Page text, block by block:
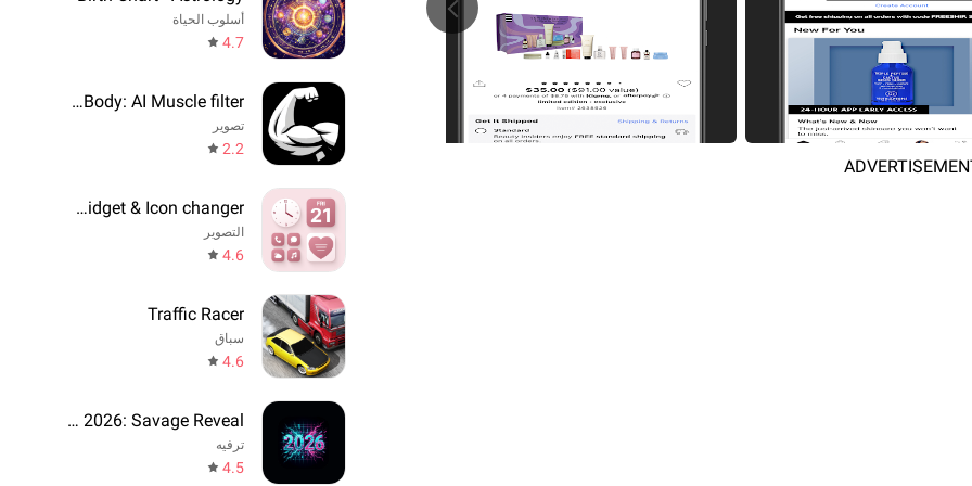
أسلوب الحياة
4.7
GigaBody: AI Muscle filter
تصوير
2.2
Theme, Widget & Icon changer
التصوير
4.6
Traffic Racer
سباق
4.6
Prediction 2026: Savage Reveal
ترفيه
4.5